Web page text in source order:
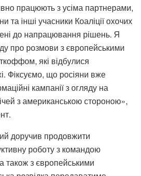
працюють з усіма партнерами,
та інші учасники Коаліції охочих
до напрацювання рішень. Я
про розмови з європейськими
які відбулися
Фіксуємо, що росіяни вже
кампанії з огляду на
з американською стороною»,
доручив продовжити
роботу з командою
також з європейськими